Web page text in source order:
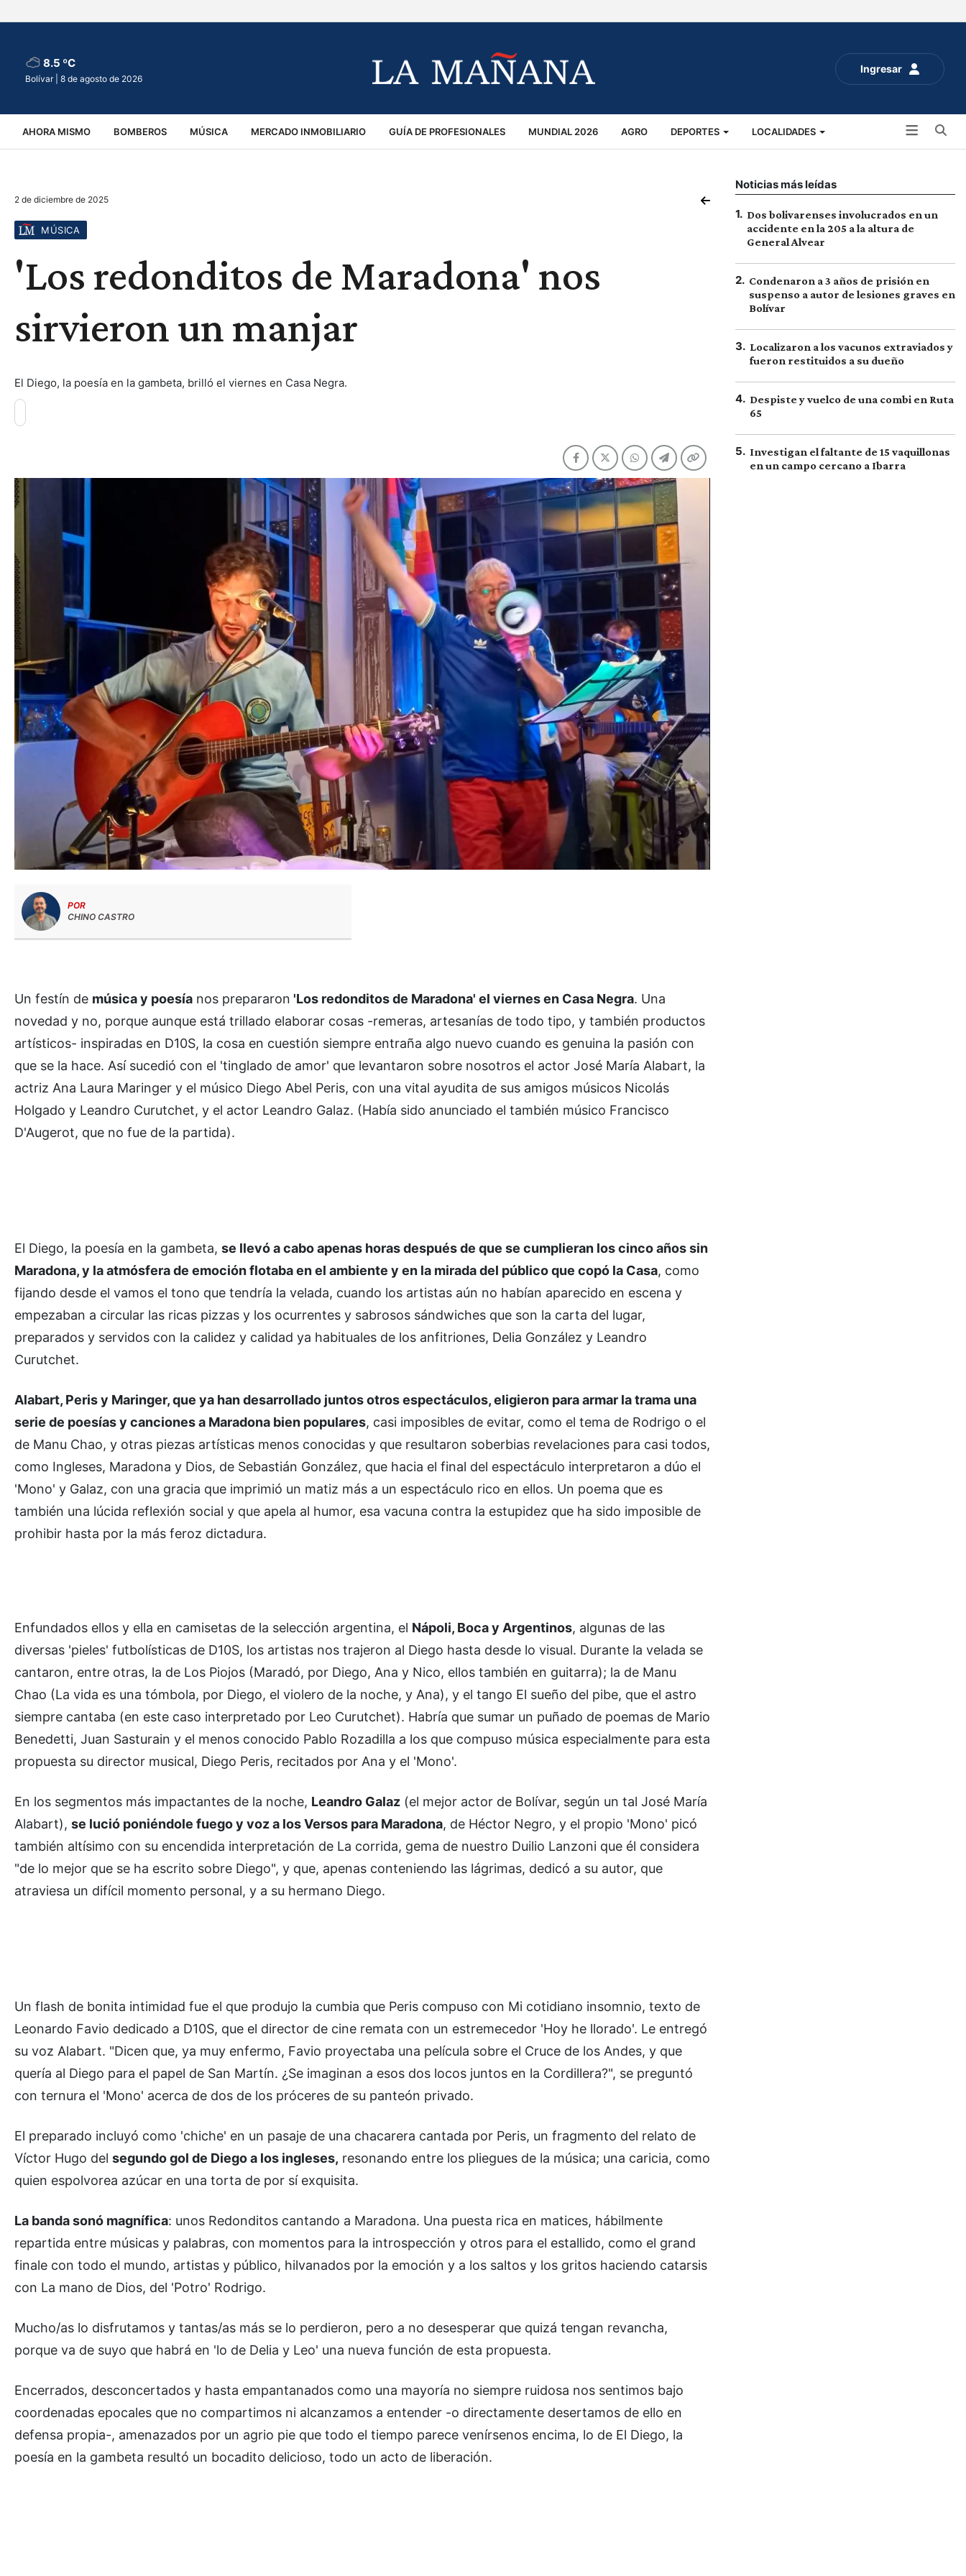
Ingresar
8.5 ºC
Bolívar | 8 de agosto de 2026
AHORA MISMO BOMBEROS MÚSICA MERCADO INMOBILIARIO GUÍA DE PROFESIONALES MUNDIAL 2026 AGRO DEPORTES LOCALIDADES
VIRALES ACCIDENTES
2 de diciembre de 2025
MÚSICA
'Los redonditos de Maradona' nos
sirvieron un manjar
El Diego, la poesía en la gambeta, brilló el viernes en Casa Negra.
POR
CHINO CASTRO
Un festín de música y poesía nos prepararon 'Los redonditos de Maradona' el viernes en Casa Negra. Una
novedad y no, porque aunque está trillado elaborar cosas -remeras, artesanías de todo tipo, y también productos
artísticos- inspiradas en D10S, la cosa en cuestión siempre entraña algo nuevo cuando es genuina la pasión con
que se la hace. Así sucedió con el 'tinglado de amor' que levantaron sobre nosotros el actor José María Alabart, la
actriz Ana Laura Maringer y el músico Diego Abel Peris, con una vital ayudita de sus amigos músicos Nicolás
Holgado y Leandro Curutchet, y el actor Leandro Galaz. (Había sido anunciado el también músico Francisco
D'Augerot, que no fue de la partida).
El Diego, la poesía en la gambeta, se llevó a cabo apenas horas después de que se cumplieran los cinco años sin
Maradona, y la atmósfera de emoción flotaba en el ambiente y en la mirada del público que copó la Casa, como
fijando desde el vamos el tono que tendría la velada, cuando los artistas aún no habían aparecido en escena y
empezaban a circular las ricas pizzas y los ocurrentes y sabrosos sándwiches que son la carta del lugar,
preparados y servidos con la calidez y calidad ya habituales de los anfitriones, Delia González y Leandro
Curutchet.
Alabart, Peris y Maringer, que ya han desarrollado juntos otros espectáculos, eligieron para armar la trama una
serie de poesías y canciones a Maradona bien populares, casi imposibles de evitar, como el tema de Rodrigo o el
de Manu Chao, y otras piezas artísticas menos conocidas y que resultaron soberbias revelaciones para casi todos,
como Ingleses, Maradona y Dios, de Sebastián González, que hacia el final del espectáculo interpretaron a dúo el
'Mono' y Galaz, con una gracia que imprimió un matiz más a un espectáculo rico en ellos. Un poema que es
también una lúcida reflexión social y que apela al humor, esa vacuna contra la estupidez que ha sido imposible de
prohibir hasta por la más feroz dictadura.
Enfundados ellos y ella en camisetas de la selección argentina, el Nápoli, Boca y Argentinos, algunas de las
diversas 'pieles' futbolísticas de D10S, los artistas nos trajeron al Diego hasta desde lo visual. Durante la velada se
cantaron, entre otras, la de Los Piojos (Maradó, por Diego, Ana y Nico, ellos también en guitarra); la de Manu
Chao (La vida es una tómbola, por Diego, el violero de la noche, y Ana), y el tango El sueño del pibe, que el astro
siempre cantaba (en este caso interpretado por Leo Curutchet). Habría que sumar un puñado de poemas de Mario
Benedetti, Juan Sasturain y el menos conocido Pablo Rozadilla a los que compuso música especialmente para esta
propuesta su director musical, Diego Peris, recitados por Ana y el 'Mono'.
En los segmentos más impactantes de la noche, Leandro Galaz (el mejor actor de Bolívar, según un tal José María
Alabart), se lució poniéndole fuego y voz a los Versos para Maradona, de Héctor Negro, y el propio 'Mono' picó
también altísimo con su encendida interpretación de La corrida, gema de nuestro Duilio Lanzoni que él considera
"de lo mejor que se ha escrito sobre Diego", y que, apenas conteniendo las lágrimas, dedicó a su autor, que
atraviesa un difícil momento personal, y a su hermano Diego.
Un flash de bonita intimidad fue el que produjo la cumbia que Peris compuso con Mi cotidiano insomnio, texto de
Leonardo Favio dedicado a D10S, que el director de cine remata con un estremecedor 'Hoy he llorado'. Le entregó
su voz Alabart. "Dicen que, ya muy enfermo, Favio proyectaba una película sobre el Cruce de los Andes, y que
quería al Diego para el papel de San Martín. ¿Se imaginan a esos dos locos juntos en la Cordillera?", se preguntó
con ternura el 'Mono' acerca de dos de los próceres de su panteón privado.
El preparado incluyó como 'chiche' en un pasaje de una chacarera cantada por Peris, un fragmento del relato de
Víctor Hugo del segundo gol de Diego a los ingleses, resonando entre los pliegues de la música; una caricia, como
quien espolvorea azúcar en una torta de por sí exquisita.
La banda sonó magnífica: unos Redonditos cantando a Maradona. Una puesta rica en matices, hábilmente
repartida entre músicas y palabras, con momentos para la introspección y otros para el estallido, como el grand
finale con todo el mundo, artistas y público, hilvanados por la emoción y a los saltos y los gritos haciendo catarsis
con La mano de Dios, del 'Potro' Rodrigo.
Mucho/as lo disfrutamos y tantas/as más se lo perdieron, pero a no desesperar que quizá tengan revancha,
porque va de suyo que habrá en 'lo de Delia y Leo' una nueva función de esta propuesta.
Encerrados, desconcertados y hasta empantanados como una mayoría no siempre ruidosa nos sentimos bajo
coordenadas epocales que no compartimos ni alcanzamos a entender -o directamente desertamos de ello en
defensa propia-, amenazados por un agrio pie que todo el tiempo parece venírsenos encima, lo de El Diego, la
poesía en la gambeta resultó un bocadito delicioso, todo un acto de liberación.
Noticias más leídas
1. Dos bolivarenses involucrados en un
accidente en la 205 a la altura de
General Alvear
2. Condenaron a 3 años de prisión en
suspenso a autor de lesiones graves en
Bolívar
3. Localizaron a los vacunos extraviados y
fueron restituidos a su dueño
4. Despiste y vuelco de una combi en Ruta
65
5. Investigan el faltante de 15 vaquillonas
en un campo cercano a Ibarra